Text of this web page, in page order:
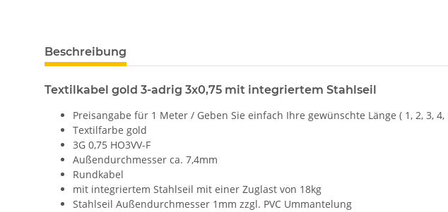
Beschreibung
Textilkabel gold 3-adrig 3x0,75 mit integriertem Stahlseil
Preisangabe für 1 Meter / Geben Sie einfach Ihre gewünschte Länge ( 1, 2, 3,
Textilfarbe gold
3G 0,75 HO3VV-F
Außendurchmesser ca. 7,4mm
Rundkabel
mit integriertem Stahlseil mit einer Zuglast von 18kg
Stahlseil Außendurchmesser 1mm zzgl. PVC Ummantelung